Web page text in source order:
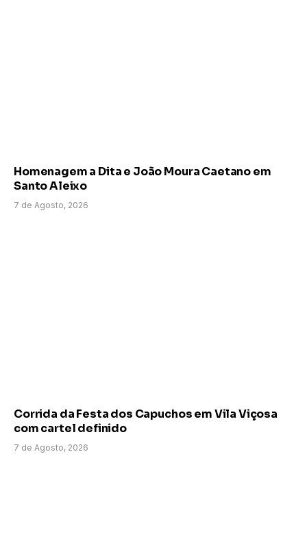
Homenagem a Dita e João Moura Caetano em
Santo Aleixo
7 de Agosto, 2026
Corrida da Festa dos Capuchos em Vila Viçosa
com cartel definido
7 de Agosto, 2026